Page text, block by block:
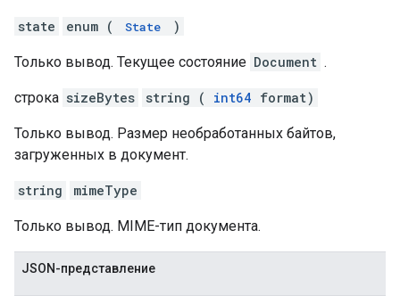
state enum ( State )
Только вывод. Текущее состояние Document .
строка sizeBytes string ( int64 format)
Только вывод. Размер необработанных байтов,
загруженных в документ.
string mimeType
Только вывод. MIME-тип документа.
JSON-представление